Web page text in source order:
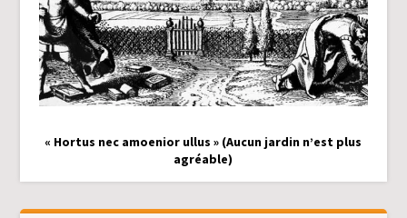
« Hortus nec amoenior ullus » (Aucun jardin n’est plus
agréable)